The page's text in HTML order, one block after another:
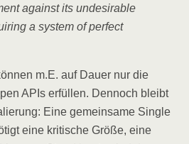
against its unde­si­ra­ble
a sys­tem of per­fect
m.E. auf Dau­er nur die
APIs erfül­len. Den­noch bleibt
Eine gemein­sa­me Sin­gle
eine kri­ti­sche Grö­ße, eine